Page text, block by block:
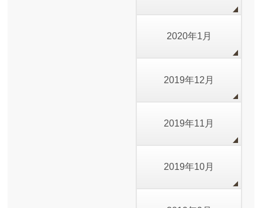
2020年1月
2019年12月
2019年11月
2019年10月